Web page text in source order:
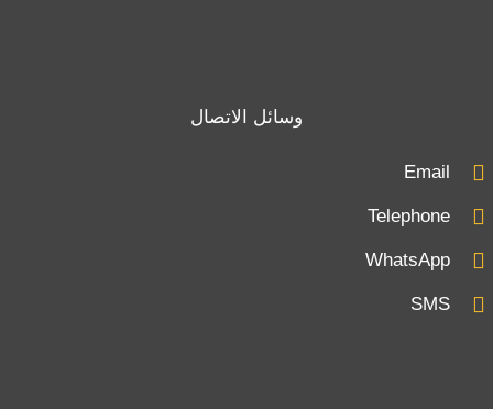
وسائل الاتصال
Email
Telephone
WhatsApp
SMS